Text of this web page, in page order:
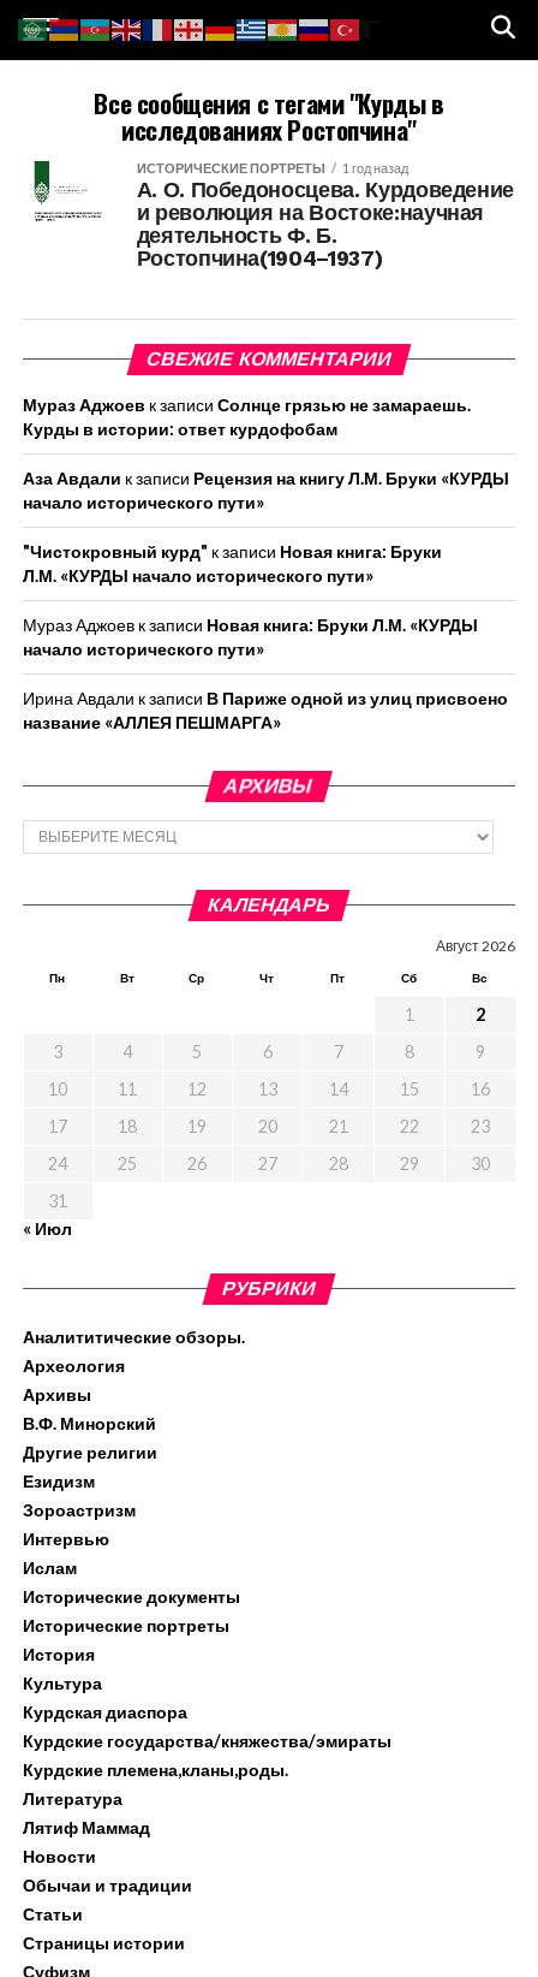
Все сообщения с тегами "Курды в
исследованиях Ростопчина"
ИСТОРИЧЕСКИЕ ПОРТРЕТЫ 1 год назад
А. О. Победоносцева. Курдоведение
и революция на Востоке:научная
деятельность Ф. Б.
Ростопчина(1904–1937)
СВЕЖИЕ КОММЕНТАРИИ
Мураз Аджоев к записи Солнце грязью не замараешь.
Курды в истории: ответ курдофобам
Аза Авдали к записи Рецензия на книгу Л.М. Бруки «КУРДЫ
начало исторического пути»
"Чистокровный курд" к записи Новая книга: Бруки
Л.М. «КУРДЫ начало исторического пути»
Мураз Аджоевк записи Новая книга: Бруки Л.М. «КУРДЫ
начало исторического пути»
Ирина Авдали к записи В Париже одной из улиц присвоено
название «АЛЛЕЯ ПЕШМАРГА»
АРХИВЫ
Архивы
КАЛЕНДАРЬ
Август 2026
Пн Вт Ср Чт Пт Сб Вс
1
2
3
4 5 6 7 8
9
10
11 12 13 14 15
16
17
18 19 20 21 22
23
24
25 26 27 28 29
30
31
« Июл
РУБРИКИ
Аналититические обзоры.
Археология
Архивы
В.Ф. Минорский
Другие религии
Езидизм
Зороастризм
Интервью
Ислам
Исторические документы
Исторические портреты
История
Культура
Курдская диаспора
Курдские государства/княжества/эмираты
Курдские племена,кланы,роды.
Литература
Лятиф Маммад
Новости
Обычаи и традиции
Статьи
Страницы истории
Суфизм